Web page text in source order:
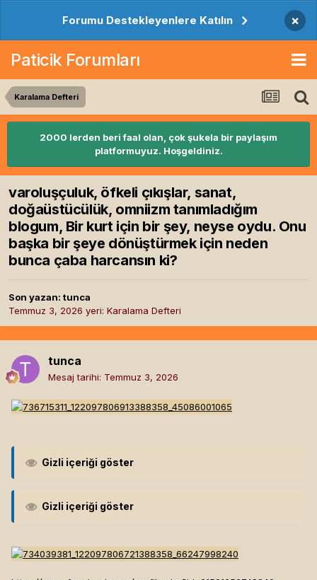
Forumu Destekleyenlere Katılın ×
Paticik Forumları
Karalama Defteri
2000 lerden beri faal olan, çok şukela bir paylaşım
platformuyuz. Hoşgeldiniz.
varoluşçuluk, öfkeli çıkışlar, sanat,
doğaüstücülük, omniizm tanımladığım
blogum, Bir kurt için bir şey, neyse oydu. Onu
başka bir şeye dönüştürmek için neden
bunca çaba harcansın ki?
Son yazan: tunca
Temmuz 3, 2026 yeri: Karalama Defteri
tunca
Mesaj tarihi: Temmuz 3, 2026
Gizli içeriği göster
Gizli içeriği göster